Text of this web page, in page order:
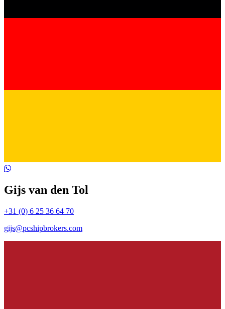
Gijs van den Tol
+31 (0) 6 25 36 64 70
gijs@pcshipbrokers.com